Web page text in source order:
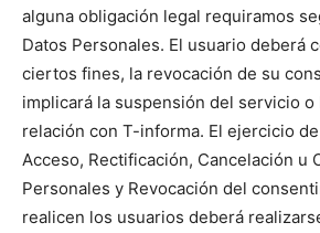
alguna obligación legal requiramos
Datos Personales. El usuario deberá
ciertos fines, la revocación de su
implicará la suspensión del servicio
relación con T-informa. El ejercicio
Acceso, Rectificación, Cancelación u
Personales y Revocación del
realicen los usuarios deberá